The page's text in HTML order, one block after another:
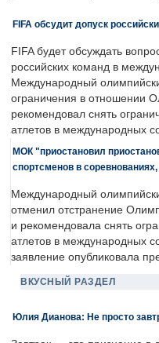
FIFA обсудит допуск
FIFA будет обсуждать
российских команд в
Международный
ограничения в отношении
рекомендовал снять
атлетов в международных
МОК "приостановил
спортсменов в
Международный
отменил отстранение
и рекомендовала снять
атлетов в международных
заявление опубликовала
ВКУСНЫЙ РАЗДЕЛ
Юлия Дианова: Не просто